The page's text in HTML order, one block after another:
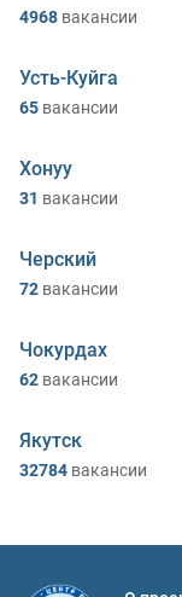
4968 вакансии
Усть-Куйга
65 вакансии
Хонуу
31 вакансии
Черский
72 вакансии
Чокурдах
62 вакансии
Якутск
32784 вакансии